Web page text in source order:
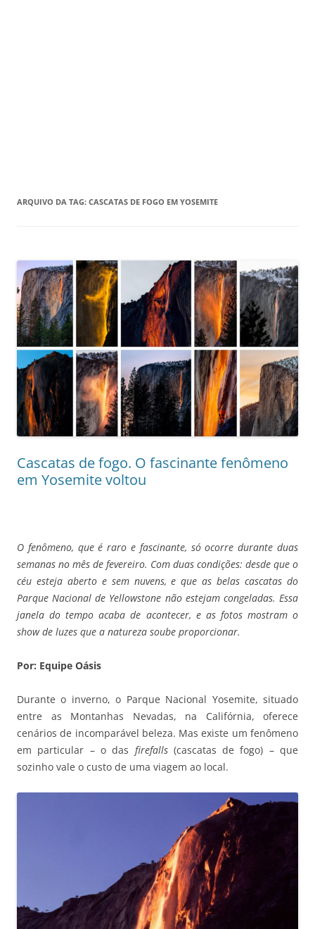
ARQUIVO DA TAG: CASCATAS DE FOGO EM YOSEMITE
Cascatas de fogo. O fascinante fenômeno
em Yosemite voltou
O fenômeno, que é raro e fascinante, só ocorre durante duas
semanas no mês de fevereiro. Com duas condições: desde que o
céu esteja aberto e sem nuvens, e que as belas cascatas do
Parque Nacional de Yellowstone não estejam congeladas. Essa
janela do tempo acaba de acontecer, e as fotos mostram o
show de luzes que a natureza soube proporcionar.
Por: Equipe Oásis
Durante o inverno, o Parque Nacional Yosemite, situado
entre as Montanhas Nevadas, na Califórnia, oferece
cenários de incomparável beleza. Mas existe um fenômeno
em particular – o das firefalls(cascatas de fogo) – que
sozinho vale o custo de uma viagem ao local.